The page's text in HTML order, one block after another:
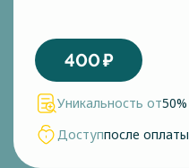
400₽
Уникальность от50%
Доступпосле оплаты